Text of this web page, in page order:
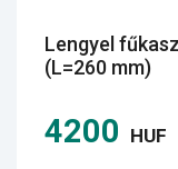
Lengyel
(L=260 mm)
4200 HUF